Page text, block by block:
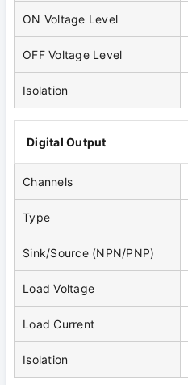
ON Voltage Level
OFF Voltage Level
Isolation
Digital Output
Channels
Type
Sink/Source (NPN/PNP)
Load Voltage
Load Current
Isolation